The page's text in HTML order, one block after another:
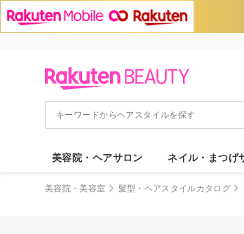
美容院・ヘアサロン ネイル・まつげ
美容院・美容室 髪型・ヘアスタイルカタログ